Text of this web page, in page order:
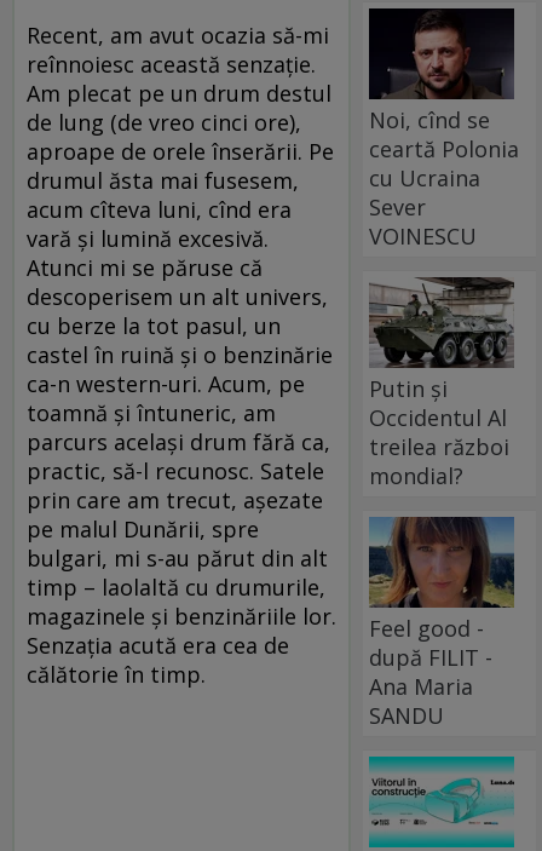
Recent, am avut ocazia să-mi
reînnoiesc această senzație.
Am plecat pe un drum destul
de lung (de vreo cinci ore),
aproape de orele înserării. Pe
drumul ăsta mai fusesem,
acum cîteva luni, cînd era
vară și lumină excesivă.
Atunci mi se păruse că
descoperisem un alt univers,
cu berze la tot pasul, un
castel în ruină și o benzinărie
ca-n western-uri. Acum, pe
toamnă și întuneric, am
parcurs același drum fără ca,
practic, să-l recunosc. Satele
prin care am trecut, așezate
pe malul Dunării, spre
bulgari, mi s-au părut din alt
timp – laolaltă cu drumurile,
magazinele și benzinăriile lor.
Senzația acută era cea de
călătorie în timp.
Noi, cînd se
ceartă Polonia
cu Ucraina
Sever
VOINESCU
Putin și
Occidentul Al
treilea război
mondial?
Feel good -
după FILIT -
Ana Maria
SANDU